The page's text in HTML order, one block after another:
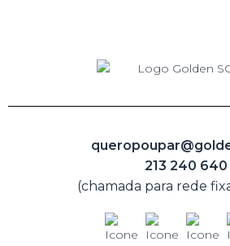
213 240 640
(chamada para rede